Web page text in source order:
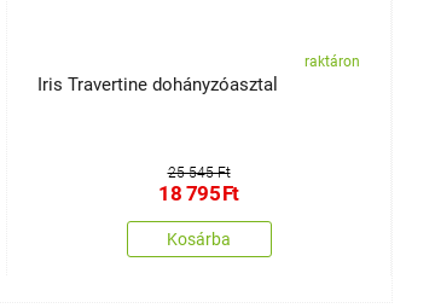
raktáron
Iris Travertine dohányzóasztal
25 545 Ft
18 795Ft
Kosárba